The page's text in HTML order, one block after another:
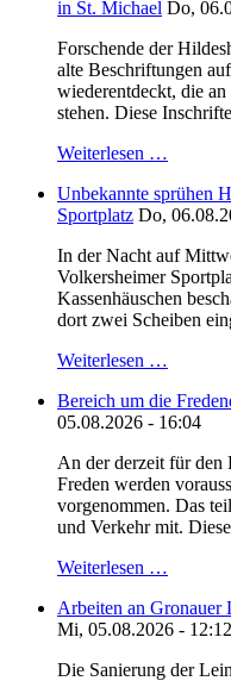
in St. Michael Do,
Forschende der
alte Beschriftungen
wiederentdeckt, die
stehen. Diese
Weiterlesen …
Unbekannte sprühen
Sportplatz Do,
In der Nacht auf
Volkersheimer
Kassenhäuschen
dort zwei Scheiben
Weiterlesen …
Bereich um die
05.08.2026 - 16:04
An der derzeit für den
Freden werden
vorgenommen. Das
und Verkehr mit.
Weiterlesen …
Arbeiten an Gronauer
Mi, 05.08.2026 - 12:12
Die Sanierung der